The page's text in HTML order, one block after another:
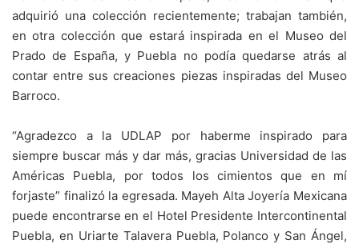
adquirió una colección recientemente; trabajan también,
en otra colección que estará inspirada en el Museo del
Prado de España, y Puebla no podía quedarse atrás al
contar entre sus creaciones piezas inspiradas del Museo
Barroco.
“Agradezco a la UDLAP por haberme inspirado para
siempre buscar más y dar más, gracias Universidad de las
Américas Puebla, por todos los cimientos que en mí
forjaste” finalizó la egresada. Mayeh Alta Joyería Mexicana
puede encontrarse en el Hotel Presidente Intercontinental
Puebla, en Uriarte Talavera Puebla, Polanco y San Ángel,